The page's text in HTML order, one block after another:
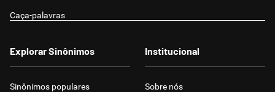
Caça-palavras
Explorar Sinônimos
Sinônimos populares
Institucional
Sobre nós